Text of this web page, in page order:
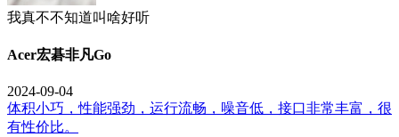
我真不不知道叫啥好听
Acer宏碁非凡Go
2024-09-04
体积小巧，性能强劲，运行流畅，噪音低，接口非常丰富，很
有性价比。